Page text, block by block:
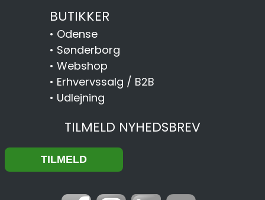
BUTIKKER
• Odense
• Sønderborg
• Webshop
• Erhvervssalg / B2B
• Udlejning
TILMELD NYHEDSBREV